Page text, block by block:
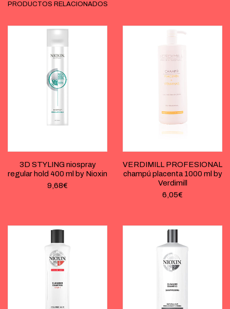
PRODUCTOS RELACIONADOS
3D STYLING niospray
regular hold 400 ml by Nioxin
9,68€
VERDIMILL PROFESIONAL
champú placenta 1000 ml by
Verdimill
6,05€